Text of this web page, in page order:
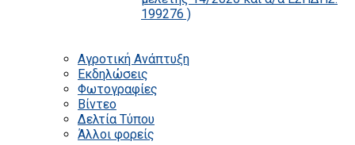
199276 )
Αγροτική Ανάπτυξη
Εκδηλώσεις
Φωτογραφίες
Βίντεο
Δελτία Τύπου
Άλλοι φορείς